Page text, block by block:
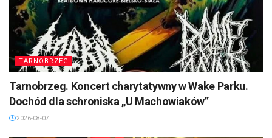
TARNOBRZEG
Tarnobrzeg. Koncert charytatywny w Wake Parku.
Dochód dla schroniska „U Machowiaków”
2026-08-07